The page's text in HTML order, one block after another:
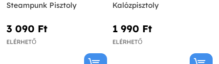
Steampunk Pisztoly
3 090 Ft‎
ELÉRHETŐ
Kalózpisztoly
1 990 Ft‎
ELÉRHETŐ